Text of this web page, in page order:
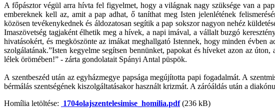
A főpásztor végül arra hívta fel figyelmet, hogy a világnak nagy szüksége van a
embereknek kell az, amit a pap adhat, ő taníthat meg Isten jelenlétének
közösen tevékenykednek és áldozatosan segítik a pap sokszor nagyon nehéz
Imaszövetség tagjaként élhetik meg a hívek, a napi imával, a vállalt buzgó
hivatásokért, és megköszönte az imákat meghallgató Istennek, hogy minden
szolgálatának.”Isten kegyelme segítsen bennünket, papokat és híveket azon az
lélek örömében!” - zárta gondolatait Spányi Antal püspök.
A szentbeszéd után az egyházmegye papsága megújította papi fogadalmát. A
bérmálás szentségének kiszolgáltatásakor használt krizmát. A záróáldás után a
Homília letöltése: 1704olajszentelesimise_homilia.pdf(236 kB)